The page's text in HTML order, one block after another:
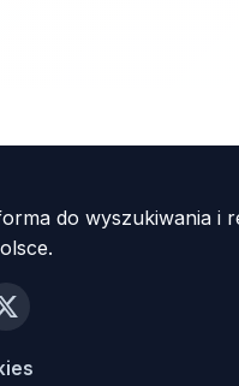
do wyszukiwania i
X